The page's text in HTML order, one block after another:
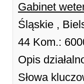
Gabinet
Śląskie ,
44 Kom.:
Opis
Słowa